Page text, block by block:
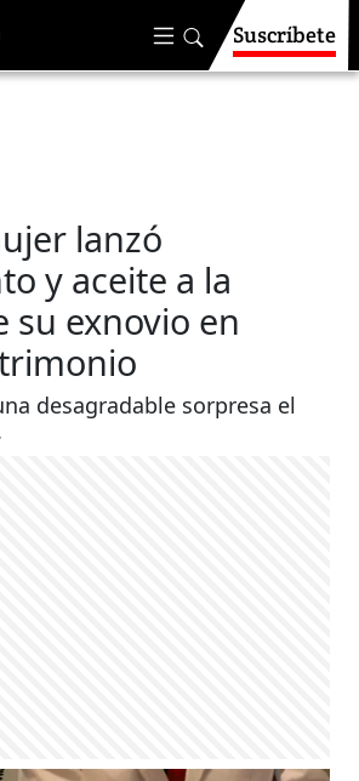
Suscríbete
lanzó
y aceite a la
su exnovio en
desagradable sorpresa el